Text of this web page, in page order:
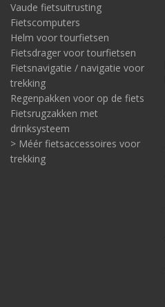
Vaude fietsuitrusting
Fietscomputers
Helm voor tourfietsen
Fietsdrager voor tourfietsen
Fietsnavigatie / navigatie voor
trekking
Regenpakken voor op de fiets
Fietsrugzakken met
drinksysteem
> Méér fietsaccessoires voor
trekking